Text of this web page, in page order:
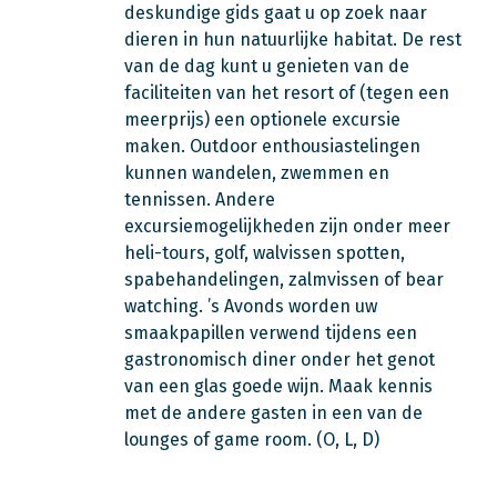
deskundige gids gaat u op zoek naar
dieren in hun natuurlijke habitat. De rest
van de dag kunt u genieten van de
faciliteiten van het resort of (tegen een
meerprijs) een optionele excursie
maken. Outdoor enthousiastelingen
kunnen wandelen, zwemmen en
tennissen. Andere
excursiemogelijkheden zijn onder meer
heli-tours, golf, walvissen spotten,
spabehandelingen, zalmvissen of bear
watching. ’s Avonds worden uw
smaakpapillen verwend tijdens een
gastronomisch diner onder het genot
van een glas goede wijn. Maak kennis
met de andere gasten in een van de
lounges of game room. (O, L, D)